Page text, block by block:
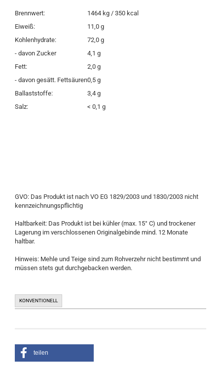
Brennwert:
1464 kg / 350 kcal
Eiweiß:
11,0 g
Kohlenhydrate:
72,0 g
- davon Zucker
4,1 g
Fett:
2,0 g
- davon gesätt. Fettsäuren0,5 g
Ballaststoffe:
3,4 g
Salz:
< 0,1 g
GVO: Das Produkt ist nach VO EG 1829/2003 und 1830/2003 nicht
kennzeichnungspflichtig
Haltbarkeit: Das Produkt ist bei kühler (max. 15° C) und trockener
Lagerung im verschlossenen Originalgebinde mind. 12 Monate
haltbar.
Hinweis: Mehle und Teige sind zum Rohverzehr nicht bestimmt und
müssen stets gut durchgebacken werden.
KONVENTIONELL
teilen